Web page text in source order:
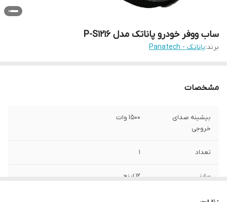
ساب ووفر خودرو پاناتک مدل P-S1216
برند:پاناتک - Panatech
مشخصات
بیشینه صدای
خروجی
1500 وات
تعداد 1
سایز 12 اینچ
عمق نصب